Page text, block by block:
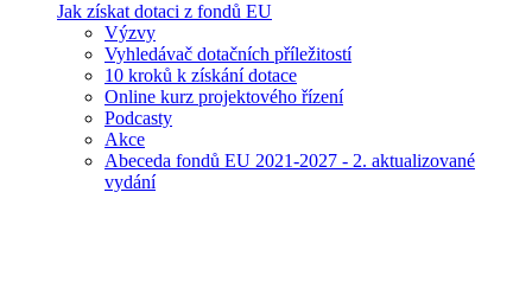
Jak získat dotaci z fondů EU
Výzvy
Vyhledávač dotačních příležitostí
10 kroků k získání dotace
Online kurz projektového řízení
Podcasty
Akce
Abeceda fondů EU 2021-2027 - 2. aktualizované
vydání